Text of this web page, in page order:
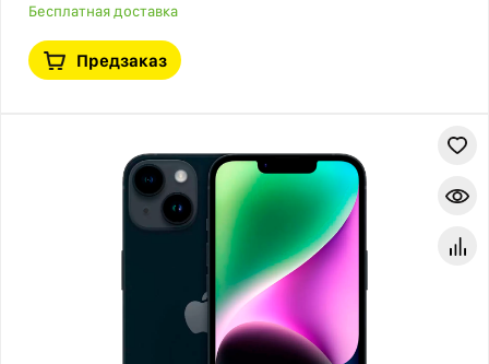
Бесплатная доставка
Предзаказ